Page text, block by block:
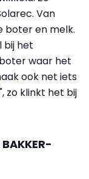
Van
boter en melk.
bij het
waar het
ook net iets
zo klinkt het bij
BAKKER-